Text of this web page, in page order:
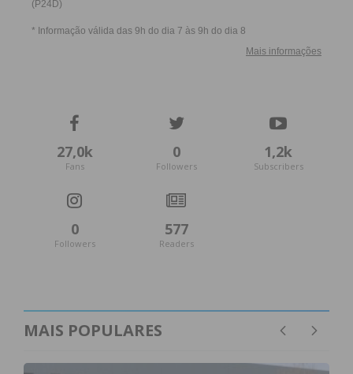
27,0k
Fans
0
Followers
1,2k
Subscribers
0
Followers
577
Readers
MAIS POPULARES